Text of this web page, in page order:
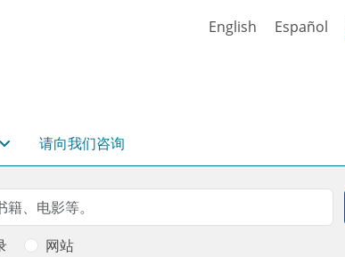
English Español
请向我们咨询
网站